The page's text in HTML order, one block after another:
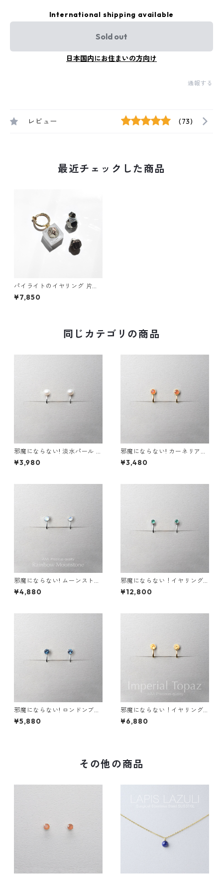
International shipping available
Sold out
日本国内にお住まいの方向け
通報する
レビュー (73)
最近チェックした商品
パイライトのイヤリング 片耳
用 ステンレス ゴールド 黄鉄鉱
ギフト 誕生日プレゼント ギフ
¥7,850
同じカテゴリの商品
邪魔にならない! 淡水パール イ
ヤリング 金属アレルギー サー
ジカルステンレス スキンジュ
¥3,980
邪魔にならない! カーネリアン
イヤリング AAA サージカルス
テンレス 金属アレルギー スキ
¥3,480
邪魔にならない! ムーンストー
ン イヤリング AAA レインボ
ー サージカルステンレス 金属
¥4,880
邪魔にならない！イヤリング
エメラルド AAA サージカルス
テンレス 金属アレルギー スキ
¥12,800
邪魔にならない! ロンドンブル
ートパーズ イヤリング 宝石質
AAA サージカルステンレス 金
¥5,880
邪魔にならない！イヤリング
インペリアル トパーズ AAA宝
石質 サージカルステンレス 誕
¥6,880
その他の商品